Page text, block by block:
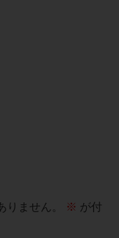
りません。 ※ が付